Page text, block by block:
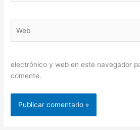
electrónico y web en este navegador
comente.